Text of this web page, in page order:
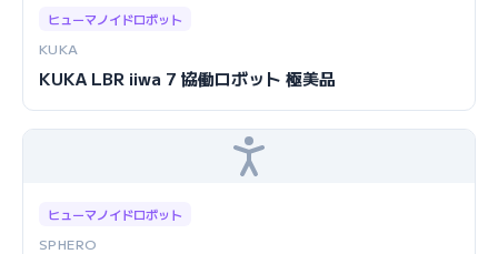
ヒューマノイドロボット
KUKA
KUKA LBR iiwa 7 協働ロボット 極美品
ヒューマノイドロボット
SPHERO